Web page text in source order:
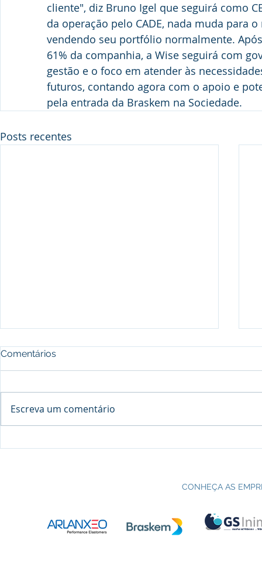
cliente", diz Bruno Igel que seguirá como
da operação pelo CADE, nada muda para
vendendo seu portfólio normalmente.
61% da companhia, a Wise seguirá com
gestão e o foco em atender às
futuros, contando agora com o apoio e
pela entrada da Braskem na Sociedade.
Posts recentes
Comentários
Escreva um comentário
CONHEÇA AS